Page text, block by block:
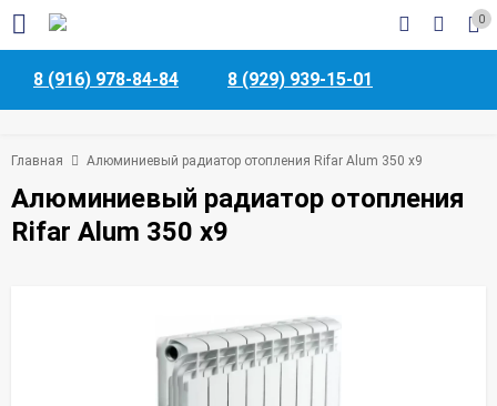
0
8 (916) 978-84-84 8 (929) 939-15-01
Главная Алюминиевый радиатор отопления Rifar Alum 350 x9
Алюминиевый радиатор отопления
Rifar Alum 350 x9